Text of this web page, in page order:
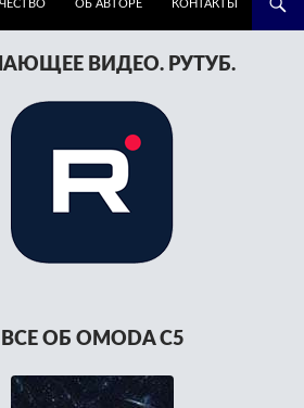
ОБ АВТОРЕ КОНТАКТЫ
ВИДЕО. РУТУБ.
ВСЕ ОБ OMODA C5